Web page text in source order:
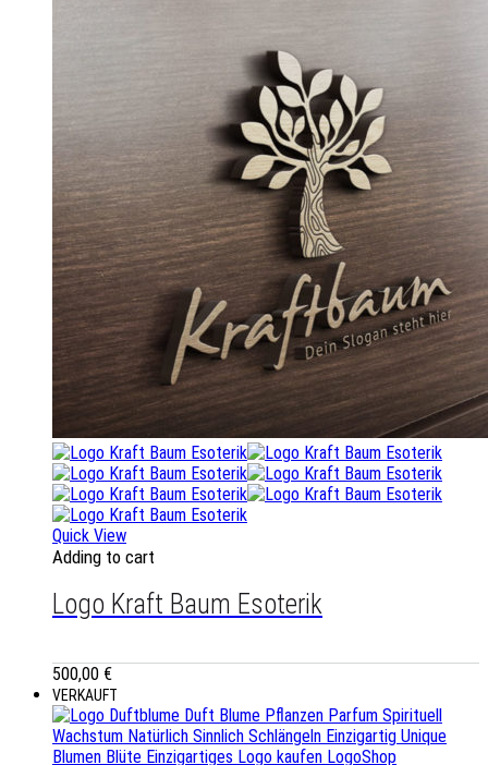
Quick View
Adding to cart
Logo Kraft Baum Esoterik
500,00 €
VERKAUFT